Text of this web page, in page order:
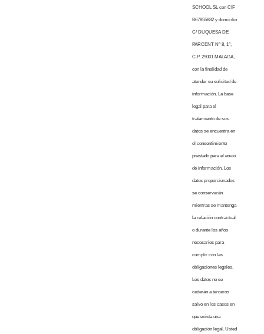
SCHOOL SL con CIF
B67855882 y domicilio
C/ DUQUESA DE
PARCENT Nº 8, 1º,
C.P. 29001 MALAGA,
con la finalidad de
atender su solicitud de
información. La base
legal para el
tratamiento de sus
datos se encuentra en
el consentimiento
prestado para el envío
de información. Los
datos proporcionados
se conservarán
mientras se mantenga
la relación contractual
o durante los años
necesarios para
cumplir con las
obligaciones legales.
Los datos no se
cederán a terceros
salvo en los casos en
que exista una
obligación legal. Usted